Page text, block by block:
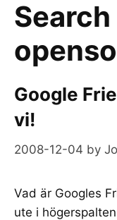
Google
vi!
2008-12-04 by
Vad är Googles
ute i